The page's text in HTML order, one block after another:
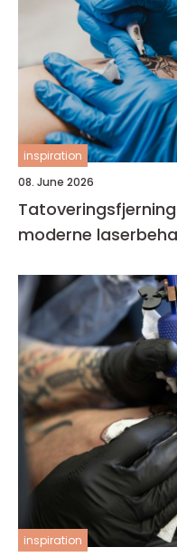
inspiration
08. June 2026
moderne
inspiration